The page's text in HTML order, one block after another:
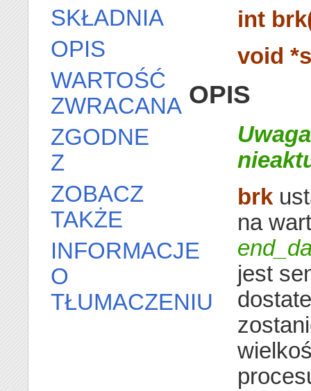
int
void
OPIS
brk
na
jest
SKŁADNIA
OPIS
WARTOŚĆ
ZWRACANA
ZGODNE
Z
ZOBACZ
TAKŻE
INFORMACJE
O
TŁUMACZENIU